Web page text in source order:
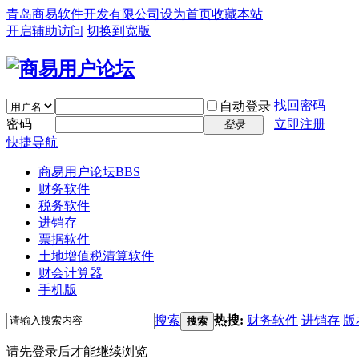
青岛商易软件开发有限公司 设为首页收藏本站
开启辅助访问 切换到宽版
自动登录 找回密码
密码
登录
立即注册
快捷导航
商易用户论坛BBS
财务软件
税务软件
进销存
票据软件
土地增值税清算软件
财会计算器
手机版
搜索 搜索 热搜: 财务软件 进销存 版
请先登录后才能继续浏览